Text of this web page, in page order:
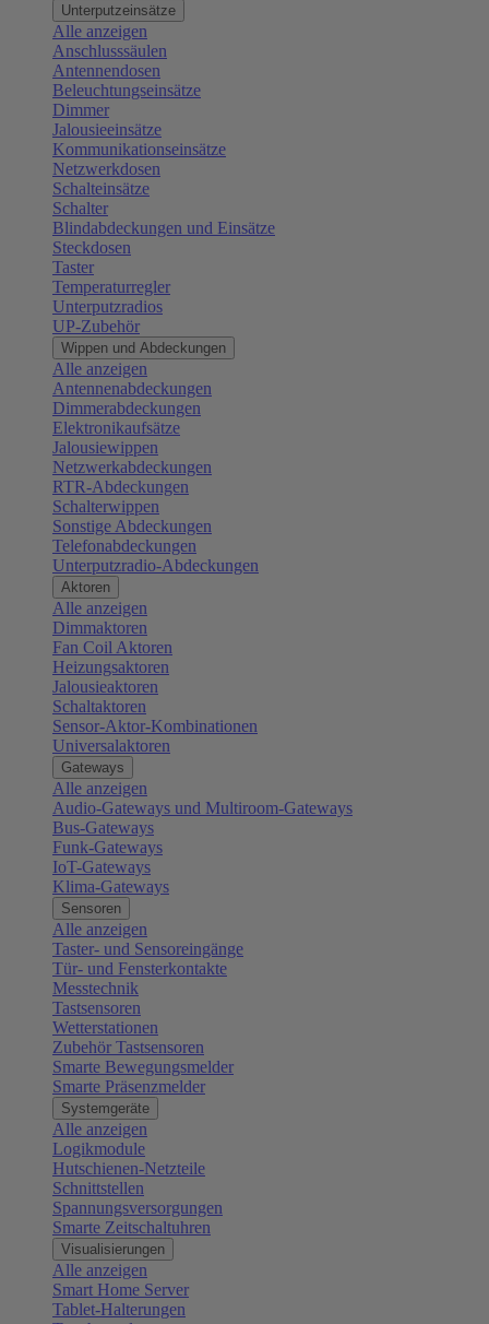
Unterputzeinsätze
Alle anzeigen
Anschlusssäulen
Antennendosen
Beleuchtungseinsätze
Dimmer
Jalousieeinsätze
Kommunikationseinsätze
Netzwerkdosen
Schalteinsätze
Schalter
Blindabdeckungen und Einsätze
Steckdosen
Taster
Temperaturregler
Unterputzradios
UP-Zubehör
Wippen und Abdeckungen
Alle anzeigen
Antennenabdeckungen
Dimmerabdeckungen
Elektronikaufsätze
Jalousiewippen
Netzwerkabdeckungen
RTR-Abdeckungen
Schalterwippen
Sonstige Abdeckungen
Telefonabdeckungen
Unterputzradio-Abdeckungen
Aktoren
Alle anzeigen
Dimmaktoren
Fan Coil Aktoren
Heizungsaktoren
Jalousieaktoren
Schaltaktoren
Sensor-Aktor-Kombinationen
Universalaktoren
Gateways
Alle anzeigen
Audio-Gateways und Multiroom-Gateways
Bus-Gateways
Funk-Gateways
IoT-Gateways
Klima-Gateways
Sensoren
Alle anzeigen
Taster- und Sensoreingänge
Tür- und Fensterkontakte
Messtechnik
Tastsensoren
Wetterstationen
Zubehör Tastsensoren
Smarte Bewegungsmelder
Smarte Präsenzmelder
Systemgeräte
Alle anzeigen
Logikmodule
Hutschienen-Netzteile
Schnittstellen
Spannungsversorgungen
Smarte Zeitschaltuhren
Visualisierungen
Alle anzeigen
Smart Home Server
Tablet-Halterungen